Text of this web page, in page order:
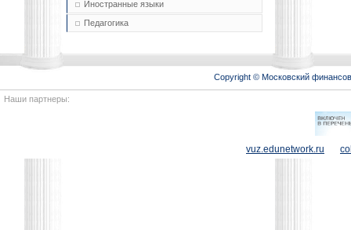
Иностранные языки
Педагогика
Copyright © Московский
Наши партнеры:
vuz.edunetwork.ru